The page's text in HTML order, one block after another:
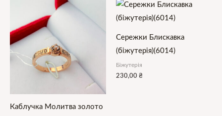
Каблучка Молитва золото
Сережки Блискавка
(біжутерія)(6014)
Біжутерія
230,00 ₴